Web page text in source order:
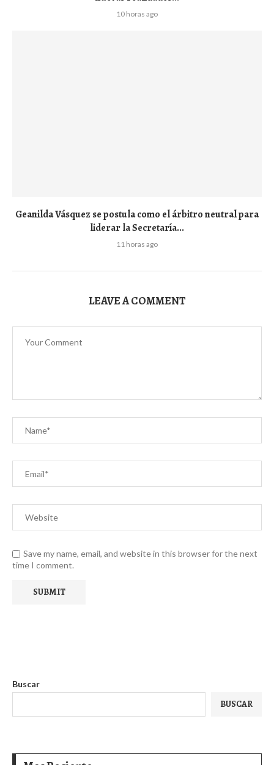
10 horas ago
Geanilda Vásquez se postula como el árbitro neutral para
liderar la Secretaría...
11 horas ago
LEAVE A COMMENT
Save my name, email, and website in this browser for the next
time I comment.
Buscar
BUSCAR